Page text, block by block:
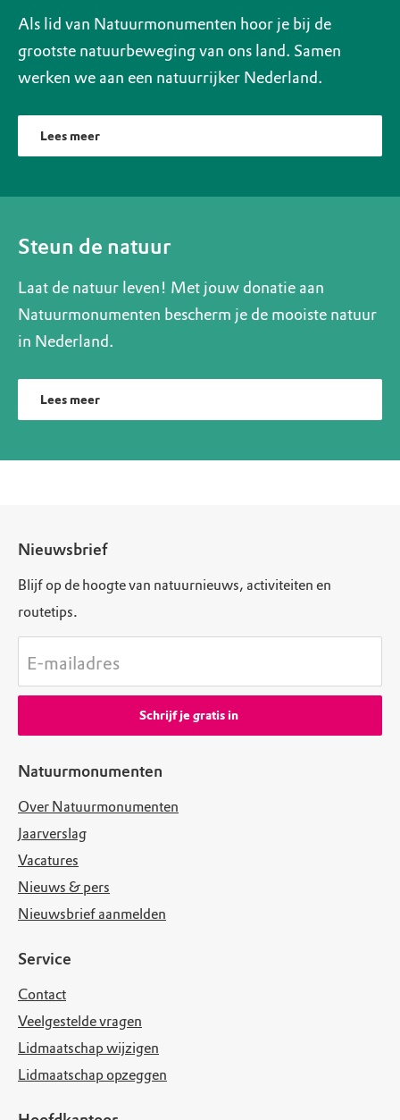
Als lid van Natuurmonumenten hoor je bij de
grootste natuurbeweging van ons land. Samen
werken we aan een natuurrijker Nederland.
Lees meer
Steun de natuur
Laat de natuur leven! Met jouw donatie aan
Natuurmonumenten bescherm je de mooiste natuur
in Nederland.
Lees meer
Natuurmonumenten
Over Natuurmonumenten
Jaarverslag
Vacatures
Nieuws & pers
Nieuwsbrief aanmelden
Service
Contact
Veelgestelde vragen
Lidmaatschap wijzigen
Lidmaatschap opzeggen
Nieuwsbrief
Blijf op de hoogte van natuurnieuws, activiteiten en
routetips.
E-mailadres
Schrijf je gratis in